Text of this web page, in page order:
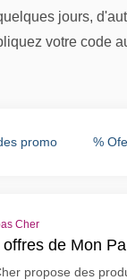
jours,
votre code
promo %
Cher
de Mon
propose des